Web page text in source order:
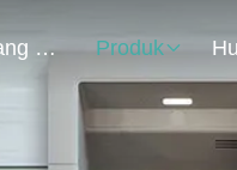
Tentang Kami Produk